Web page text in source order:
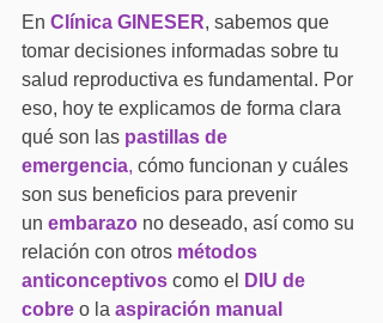
En Clínica GINESER, sabemos que
tomar decisiones informadas sobre tu
salud reproductiva es fundamental. Por
eso, hoy te explicamos de forma clara
qué son las pastillas de
emergencia, cómo funcionan y cuáles
son sus beneficios para prevenir
un embarazo no deseado, así como su
relación con otros métodos
anticonceptivos como el
DIU de
cobre o la aspiración manual